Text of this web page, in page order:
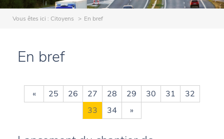
Vous êtes ici : Citoyens En bref
En bref
« 25 26 27 28 29 30 31
32
33
34 »